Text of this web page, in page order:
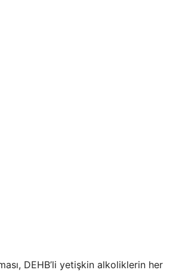
DEHB’li yetişkin alkoliklerin her